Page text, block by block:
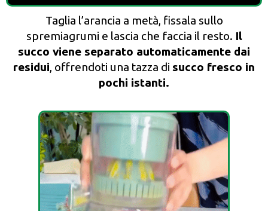
Taglia l’arancia a metà, fissala sullo
spremiagrumi e lascia che faccia il resto. Il
succo viene separato automaticamente dai
residui, offrendoti una tazza di succo fresco in
pochi istanti.